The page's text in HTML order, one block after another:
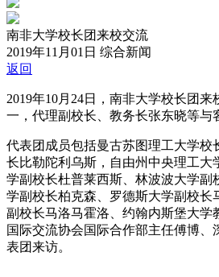
南非大学校长团来校交流
2019年11月01日 综合新闻
返回
2019年10月24日，南非大学校长团
一，代理副校长、教务长张东晓等与
代表团成员包括曼古苏图理工大学校
长比勒陀利乌斯，自由州中央理工大
学副校长杜普莱西斯、林波波大学副
学副校长柏克森、罗德斯大学副校长
副校长马洛马霍洛、约翰内斯堡大学
国际交流协会国际合作部主任傅博、
表团来访。